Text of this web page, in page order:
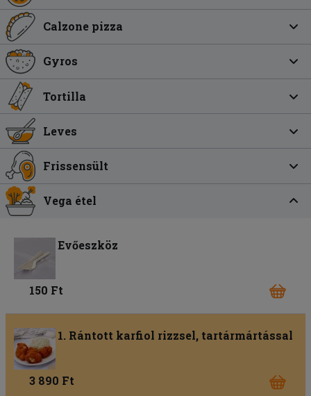
Calzone pizza
Gyros
Tortilla
Leves
Frissensült
Vega étel
Evőeszköz
150 Ft
1. Rántott karfiol rizzsel, tartármártással
3 890 Ft